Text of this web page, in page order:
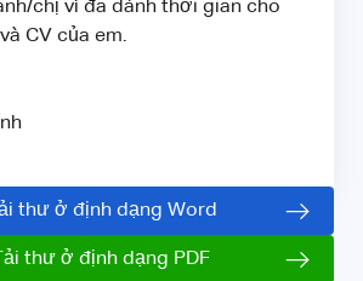
chị vì đã dành thời gian cho
CV của em.
thư ở định dạng Word
thư ở định dạng PDF